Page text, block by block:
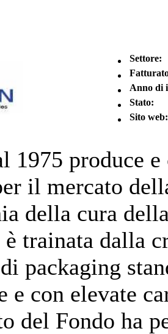
Settore:
Anno di
Stato:
Sito web:
1975 produce
il mercato
della cura
trainata dalla
packaging
e con elevate
del Fondo ha